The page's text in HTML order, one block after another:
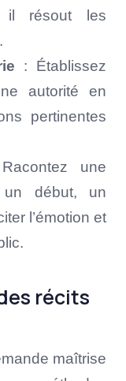
il résout les
: Établissez
autorité en
pertinentes
une
un début, un
l’émotion et
récits
maîtrise